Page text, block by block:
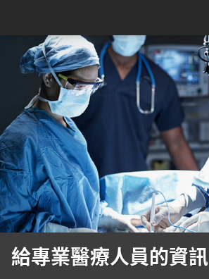
給專業醫療人員的資訊